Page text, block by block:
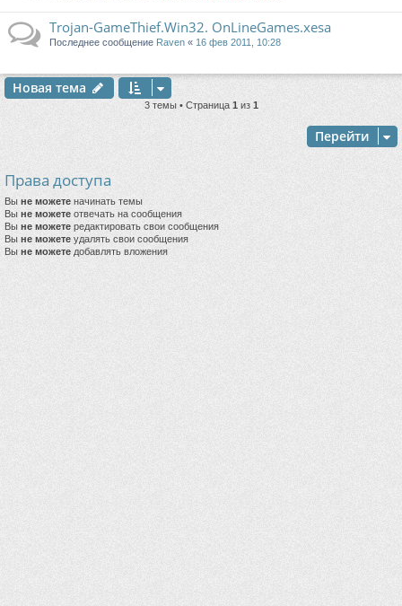
Trojan-GameThief.Win32. OnLineGames.xesa
Последнее сообщение Raven « 16 фев 2011, 10:28
Новая тема
3 темы • Страница 1 из 1
Перейти
Права доступа
Вы не можете начинать темы
Вы не можете отвечать на сообщения
Вы не можете редактировать свои сообщения
Вы не можете удалять свои сообщения
Вы не можете добавлять вложения